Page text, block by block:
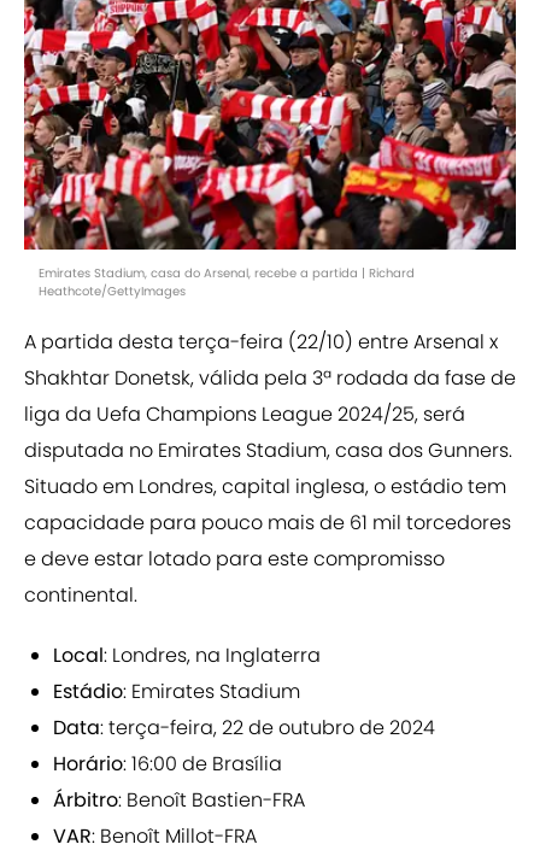
Emirates Stadium, casa do Arsenal, recebe a partida | Richard
Heathcote/GettyImages
A partida desta terça-feira (22/10) entre Arsenal x
Shakhtar Donetsk, válida pela 3ª rodada da fase de
liga da Uefa Champions League 2024/25, será
disputada no Emirates Stadium, casa dos Gunners.
Situado em Londres, capital inglesa, o estádio tem
capacidade para pouco mais de 61 mil torcedores
e deve estar lotado para este compromisso
continental.
Local: Londres, na Inglaterra
Estádio: Emirates Stadium
Data: terça-feira, 22 de outubro de 2024
Horário: 16:00 de Brasília
Árbitro: Benoît Bastien-FRA
VAR: Benoît Millot-FRA